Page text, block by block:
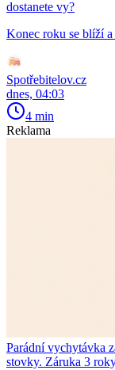
dostanete vy?
Konec roku se blíží
Spotřebitelov.cz
dnes, 04:03
4 min
Reklama
Parádní vychytávka
stovky. Záruka 3